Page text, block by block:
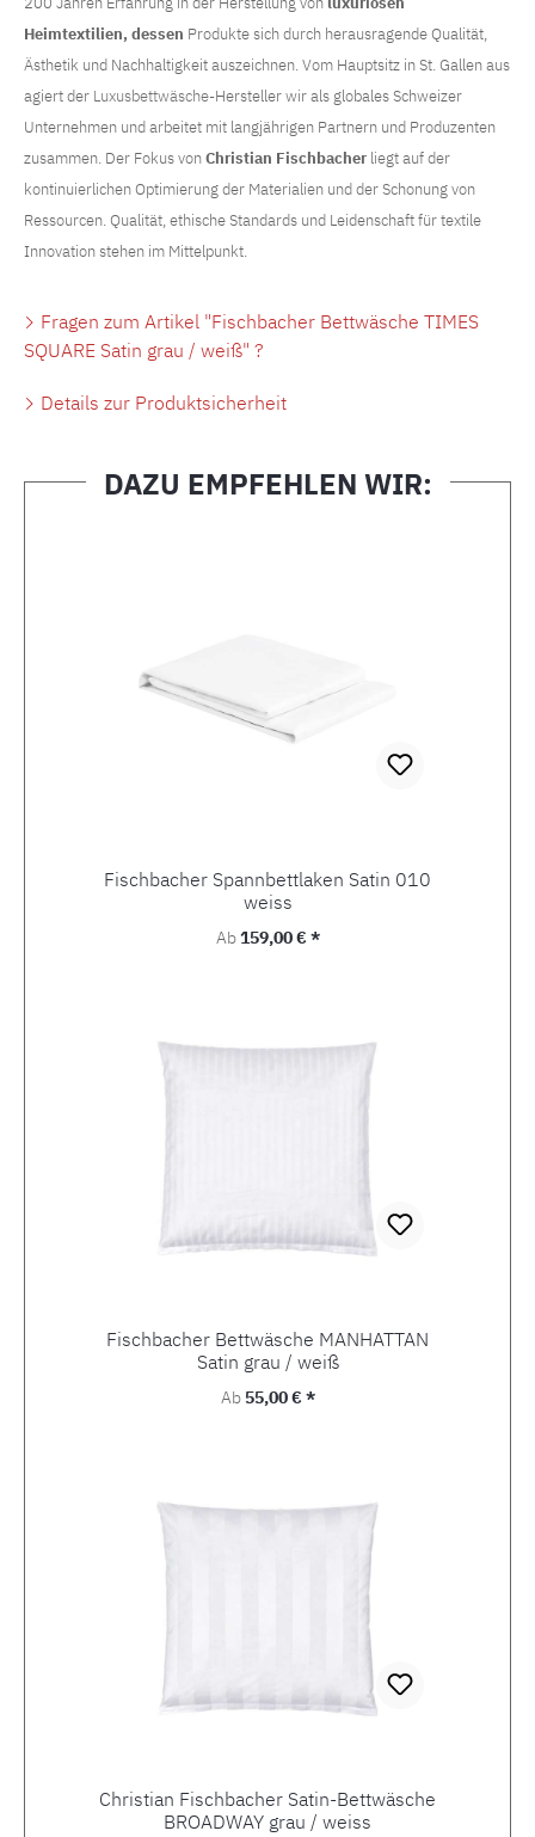
Heimtextilien, dessen Produkte sich durch herausragende Qualität,
Ästhetik und Nachhaltigkeit auszeichnen. Vom Hauptsitz in St. Gallen aus
agiert der Luxusbettwäsche-Hersteller wir als globales Schweizer
Unternehmen und arbeitet mit langjährigen Partnern und Produzenten
zusammen. Der Fokus vonChristian Fischbacher liegt auf der
kontinuierlichen Optimierung der Materialien und der Schonung von
Ressourcen. Qualität, ethische Standards und Leidenschaft für textile
Innovation stehen im Mittelpunkt.
Fragen zum Artikel "Fischbacher Bettwäsche TIMES
SQUARE Satin grau / weiß" ?
Details zur Produktsicherheit
DAZU EMPFEHLEN WIR:
Fischbacher Spannbettlaken Satin 010
weiss
Regulärer Preis:
Ab159,00 € *
Fischbacher Bettwäsche MANHATTAN
Satin grau / weiß
Regulärer Preis:
Ab 55,00 € *
Christian Fischbacher Satin-Bettwäsche
BROADWAY grau / weiss